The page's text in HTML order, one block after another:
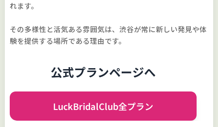
れます。
その多様性と活気ある雰囲気は、渋谷が常に新しい発見や体
験を提供する場所である理由です。
公式プランページへ
LuckBridalClub全プラン